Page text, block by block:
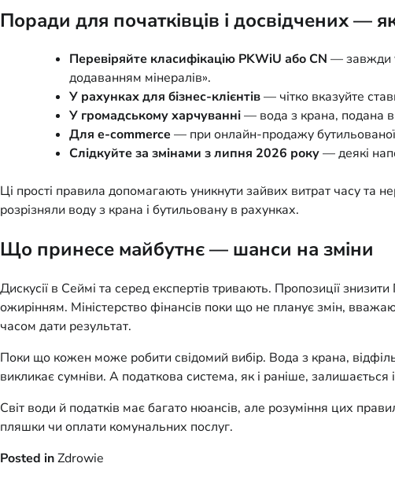
Поради для початківців і досвідчених —
Перевіряйте класифікацію PKWiU або CN — завжди
додаванням мінералів».
У рахунках для бізнес-клієнтів— чітко вказуйте
У громадському харчуванні— вода з крана, подана в
Для e-commerce — при онлайн-продажу бутильованої
Слідкуйте за змінами з липня 2026 року— деякі
Ці прості правила допомагають уникнути зайвих витрат часу та
розрізняли воду з крана і бутильовану в рахунках.
Що принесе майбутнє — шанси на зміни
Дискусії в Сеймі та серед експертів тривають. Пропозиції
ожирінням. Міністерство фінансів поки що не планує змін,
часом дати результат.
Поки що кожен може робити свідомий вибір. Вода з крана,
викликає сумніви. А податкова система, як і раніше, залишається
Світ води й податків має багато нюансів, але розуміння цих
пляшки чи оплати комунальних послуг.
Posted inZdrowie